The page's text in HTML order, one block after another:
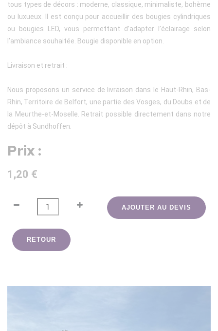
tous types de décors : moderne, classique, minimaliste, bohème
ou luxueux. Il est conçu pour accueillir des bougies cylindriques
ou bougies LED, vous permettant d’adapter l’éclairage selon
l’ambiance souhaitée. Bougie disponible en option.
Livraison et retrait :
Nous proposons un service de livraison dans le Haut-Rhin, Bas-
Rhin, Territoire de Belfort, une partie des Vosges, du Doubs et de
la Meurthe-et-Moselle. Retrait possible directement dans notre
dépôt à Sundhoffen.
Prix :
1,20 €
AJOUTER AU DEVIS
RETOUR